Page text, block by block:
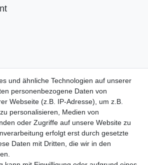
und ähnliche Technologien auf unserer
personenbezogene Daten von
Webseite (z.B. IP-Adresse), um z.B.
personalisieren, Medien von
oder Zugriffe auf unsere Website zu
erfolgt erst durch gesetzte
Daten mit Dritten, die wir in den